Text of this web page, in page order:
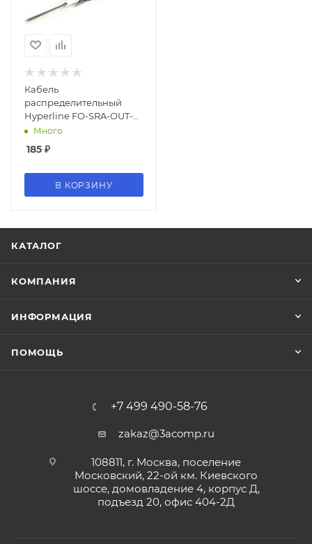
Кабель
распределительный
Hyperline FO-SRA-OUT-
9S-4-PE-BK 4x 9/125
черный
Много
185 ₽
В КОРЗИНУ
КАТАЛОГ
КОМПАНИЯ
ИНФОРМАЦИЯ
ПОМОЩЬ
+7 499 490-58-76
zakaz@3acomp.ru
108811, г. Москва, поселение
Московский, 22-ой км. Киевского
шоссе, домовладение 4, корпус Д,
подъезд 20, офис 404-2Д